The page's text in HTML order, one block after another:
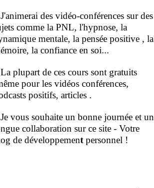
des vidéo-conférences sur des
comme la PNL, l'hypnose, la
mentale, la pensée positive , la
la confiance en soi...
plupart de ces cours sont gratuits
pour les vidéos conférences,
positifs, articles .
vous souhaite un bonne journée et un
collaboration sur ce site - Votre
de développement personnel !